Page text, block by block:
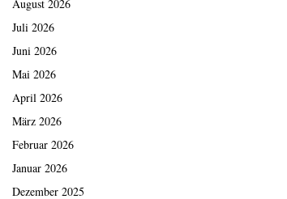
August 2026
Juli 2026
Juni 2026
Mai 2026
April 2026
März 2026
Februar 2026
Januar 2026
Dezember 2025